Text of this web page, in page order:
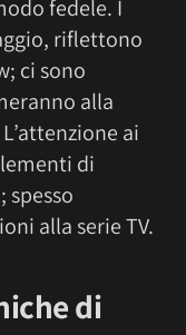
fedele. I
riflettono
ci sono
alla
ai
di
alla serie TV.
di